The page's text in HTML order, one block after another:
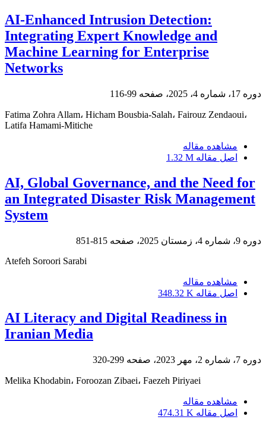
AI-Enhanced Intrusion Detection:
Integrating Expert Knowledge and
Machine Learning for Enterprise
Networks
دوره 17، شماره 4، 2025، صفحه 99-116
Fatima Zohra Allam، Hicham Bousbia-Salah، Fairouz Zendaoui،
Latifa Hamami-Mitiche
مشاهده مقاله
اصل مقاله 1.32 M
AI, Global Governance, and the Need for
an Integrated Disaster Risk Management
System
دوره 9، شماره 4، زمستان 2025، صفحه
815-851
Atefeh Soroori Sarabi
مشاهده مقاله
اصل مقاله 348.32 K
AI Literacy and Digital Readiness in
Iranian Media
دوره 7، شماره 2، مهر 2023، صفحه 299-320
Melika Khodabin، Foroozan Zibaei، Faezeh Piriyaei
مشاهده مقاله
اصل مقاله 474.31 K